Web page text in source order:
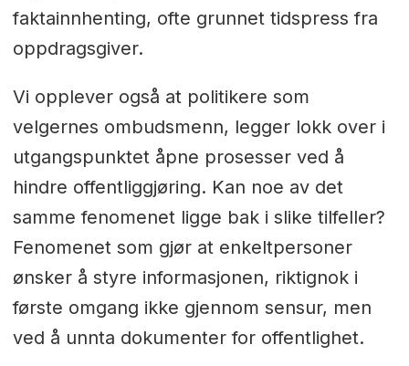
faktainnhenting, ofte grunnet tidspress fra
oppdragsgiver.
Vi opplever også at politikere som
velgernes ombudsmenn, legger lokk over i
utgangspunktet åpne prosesser ved å
hindre offentliggjøring. Kan noe av det
samme fenomenet ligge bak i slike tilfeller?
Fenomenet som gjør at enkeltpersoner
ønsker å styre informasjonen, riktignok i
første omgang ikke gjennom sensur, men
ved å unnta dokumenter for offentlighet.